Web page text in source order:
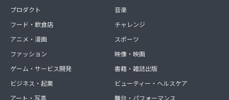
プロダクト
フード・飲食店
アニメ・漫画
ファッション
ゲーム・サービス開発
ビジネス・起業
アート・写真
音楽
チャレンジ
スポーツ
映像・映画
書籍・雑誌出版
ビューティー・ヘルスケア
舞台・パフォーマンス